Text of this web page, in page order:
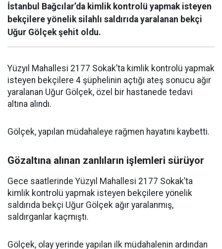
İstanbul Bağcılar’da kimlik kontrolü yapmak isteyen
bekçilere yönelik silahlı saldırıda yaralanan bekçi
Uğur Gölçek şehit oldu.
Yüzyıl Mahallesi 2177 Sokak’ta kimlik kontrolü yapmak
isteyen bekçilere 4 şüphelinin açtığı ateş sonucu ağır
yaralanan Uğur Gölçek, özel bir hastanede tedavi
altına alındı.
Gölçek, yapılan müdahaleye rağmen hayatını kaybetti.
Gözaltına alınan zanlıların işlemleri sürüyor
Gece saatlerinde Yüzyıl Mahallesi 2177 Sokak’ta
kimlik kontrolü yapmak isteyen bekçilere yönelik
saldırıda bekçi Uğur Gölçek ağır yaralanmış,
saldırganlar kaçmıştı.
Gölçek, olay yerinde yapılan ilk müdahalenin ardından